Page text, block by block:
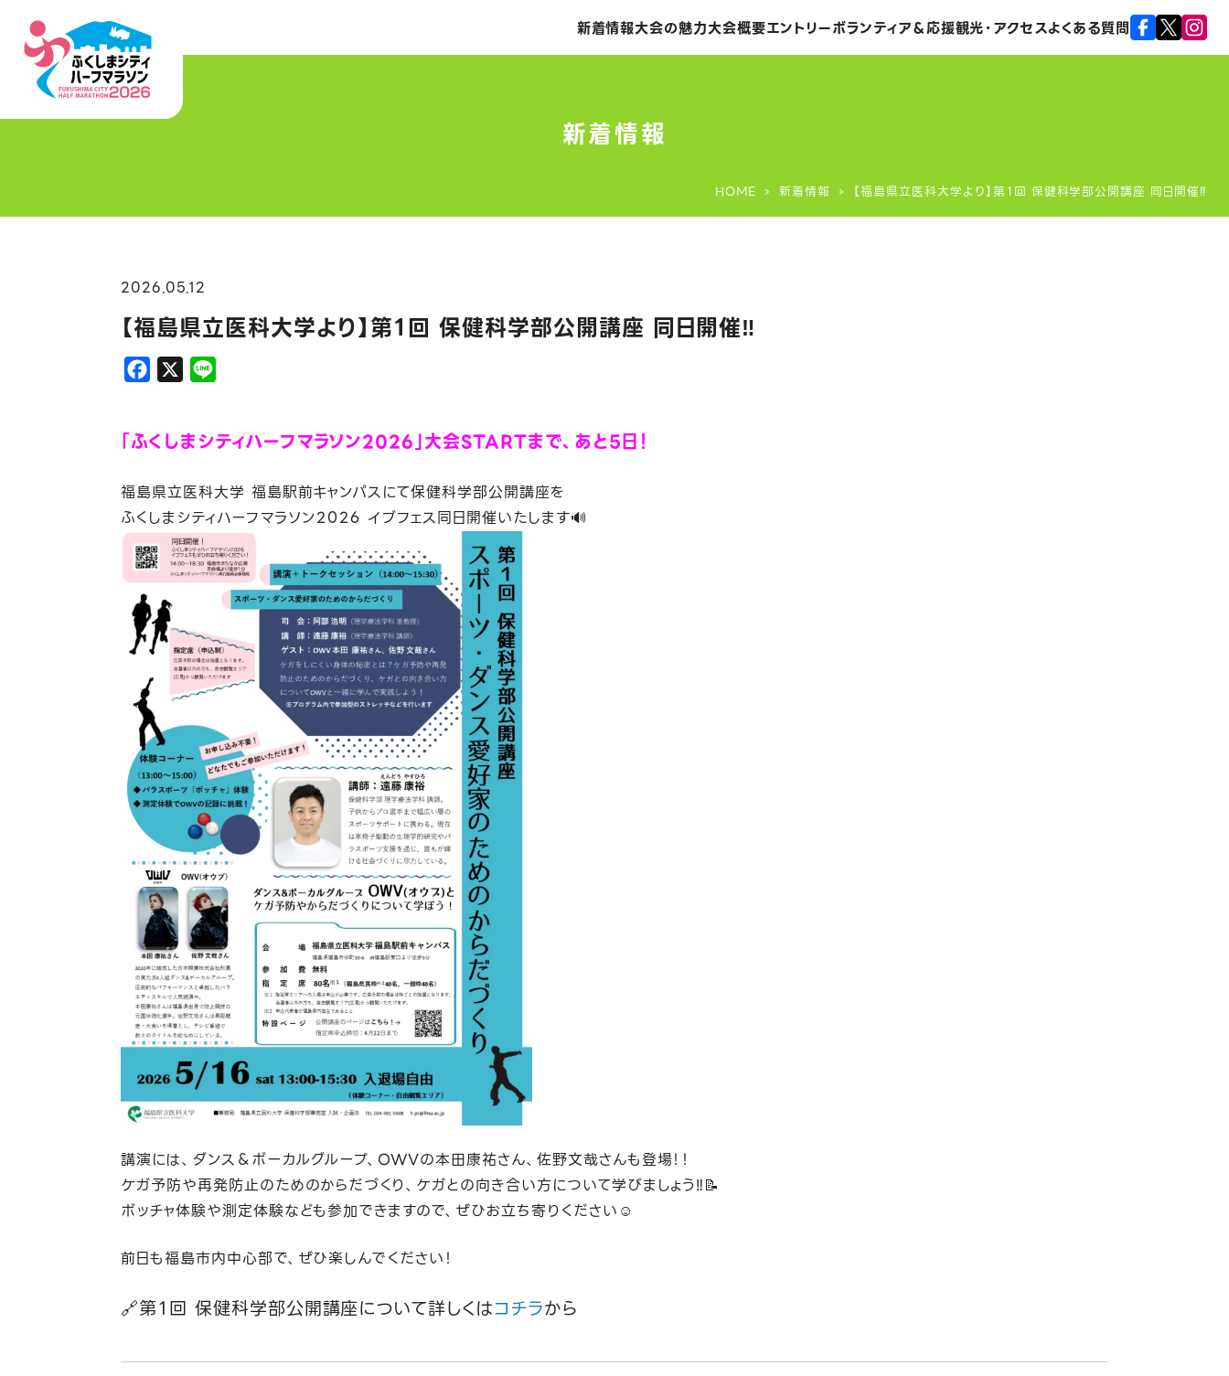
新着情報大会の魅力大会概要エントリーボランティア＆応援観光・アクセスよくある質問
新着情報
HOME 新着情報 【福島県立医科大学より】第１回 保健科学部公開講座 同日開催‼️
2026.05.12
【福島県立医科大学より】第１回 保健科学部公開講座 同日開催‼️
e
o
o
k
X
e
「ふくしまシティハーフマラソン2026」大会STARTまで、あと5日！
福島県立医科大学 福島駅前キャンパスにて保健科学部公開講座を
ふくしまシティハーフマラソン2026 イブフェス同日開催いたします🔊
講演には、ダンス＆ボーカルグループ、OWVの本田康祐さん、佐野文哉さんも登場！！
ケガ予防や再発防止のためのからだづくり、ケガとの向き合い方について学びましょう‼️📝
ボッチャ体験や測定体験なども参加できますので、ぜひお立ち寄りください☺️
前日も福島市内中心部で、ぜひ楽しんでください！
🔗第１回 保健科学部公開講座について詳しくはコチラから